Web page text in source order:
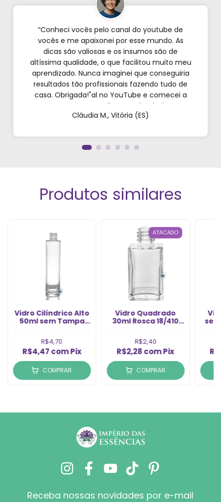
“Conheci vocês pelo canal do youtube de
vocês e me apaixonei por esse mundo. As
dicas são valiosas e os insumos são de
altíssima qualidade, o que facilitou muito meu
aprendizado. Nunca imaginei que conseguiria
resultados tão profissionais fazendo tudo de
casa. Obrigada!"al no YouTube e comecei a
testar em casa. As dicas são incríveis e os
produtos são exatamente como mostram nos
perfumes!”
Cláudia M., Vitória (ES)
Produtos similares
Vidro Cilíndrico Alto
50ml sem Tampa
R$4,70
R$4,47comPix
COMPRAR
ATACADO
Vidro Quadrado
30ml Rosca 18/410
R$2,40
R$2,28comPix
COMPRAR
Receba nossas novidades por e-mail